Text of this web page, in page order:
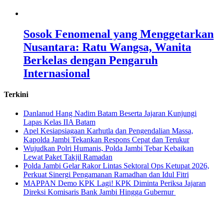
Sosok Fenomenal yang Menggetarkan
Nusantara: Ratu Wangsa, Wanita
Berkelas dengan Pengaruh
Internasional
Terkini
Danlanud Hang Nadim Batam Beserta Jajaran Kunjungi
Lapas Kelas IIA Batam
Apel Kesiapsiagaan Karhutla dan Pengendalian Massa,
Kapolda Jambi Tekankan Respons Cepat dan Terukur
Wujudkan Polri Humanis, Polda Jambi Tebar Kebaikan
Lewat Paket Takjil Ramadan
Polda Jambi Gelar Rakor Lintas Sektoral Ops Ketupat 2026,
Perkuat Sinergi Pengamanan Ramadhan dan Idul Fitri
‎MAPPAN Demo KPK Lagi! KPK Diminta Periksa Jajaran
Direksi Komisaris Bank Jambi Hingga Gubernur ‎